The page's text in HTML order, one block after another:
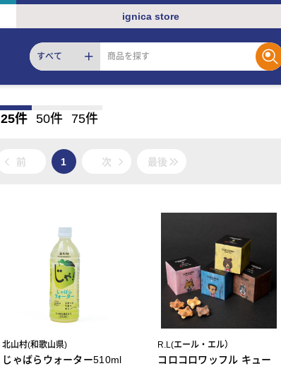
ignica store
すべて
25件 50件 75件
前 1 次 最後
北山村(和歌山県)
じゃばらウォーター510ml
R.L(エール・エル）
コロコロワッフル キュー